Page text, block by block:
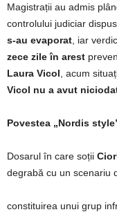
Magistrații au admis
controlului judiciar
s-au evaporat , iar
zece zile în arest
Laura Vicol , acum
Vicol nu a avut
Povestea „Nordis
Dosarul în care soții
degrabă cu un scenariu
constituirea unui grup